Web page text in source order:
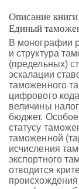
Описание
Единый
В монографии
и структура
(предельных)
эскалации
таможенного
цифрового
величины
бюджет.
статусу
таможенной
исчисления
экспортного
отводится